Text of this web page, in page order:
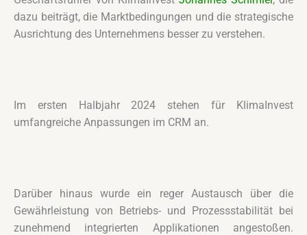
dazu beiträgt, die Marktbedingungen und die strategische
Ausrichtung des Unternehmens besser zu verstehen.
Im ersten Halbjahr 2024 stehen für KlimaInvest
umfangreiche Anpassungen im CRM an.
Darüber hinaus wurde ein reger Austausch über die
Gewährleistung von Betriebs- und Prozessstabilität bei
zunehmend integrierten Applikationen angestoßen.